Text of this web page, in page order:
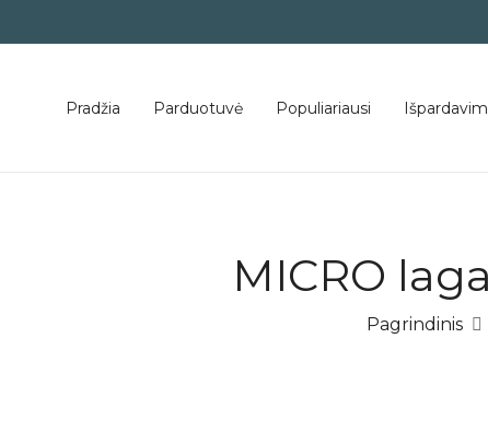
Pradžia Parduotuvė Populiariausi
MICRO
Pagrindinis